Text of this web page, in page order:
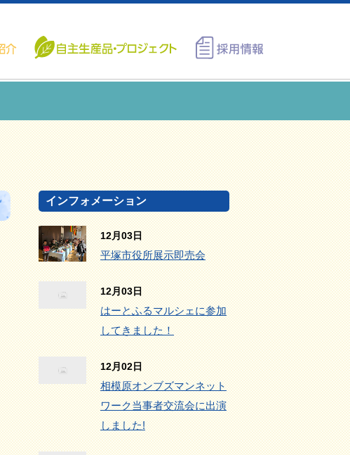
インフォメーション
12月03日
平塚市役所展示即売会
12月03日
はーとふるマルシェに参加
してきました！
12月02日
相模原オンブズマンネット
ワーク当事者交流会に出演
しました!